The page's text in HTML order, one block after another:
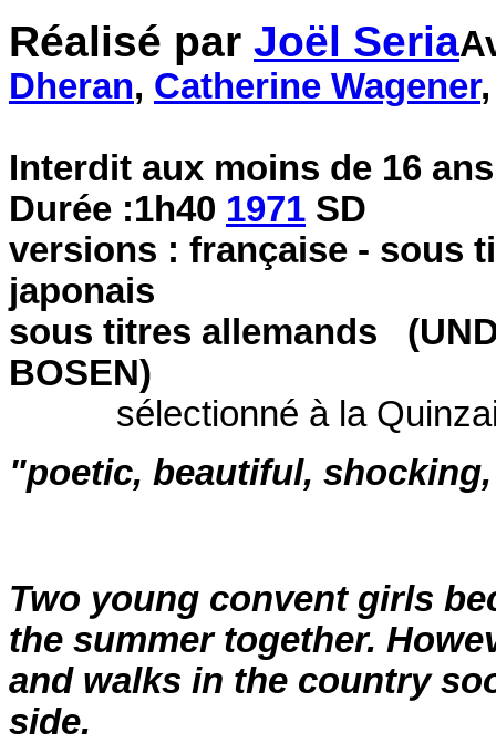
Réalisé par Joël Seria
Dheran, Catherine Wagener,
Interdit aux moins de 16 ans
Durée :1h40 1971 SD
versions : française - sous
japonais
sous titres allemands (UND
BOSEN)
sélectionné à la
"poetic, beautiful,
Two young convent girls
the summer together.
and walks in the country
side.